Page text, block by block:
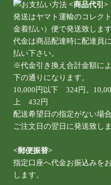
<商品代引>
発送はヤマト運輸のコレク
金着払い）便で発送致しま
代金は商品配達時に配達員
払い下さい。
※代金引き換え合計金額に
下の通りになります。
10,000円以下 324円。
上 432円
配送希望日の指定がない場
ご注文日の翌日に発送致し
<郵便振替>
指定口座へ代金お振込みを
します。